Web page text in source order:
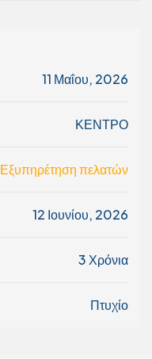
11 Μαΐου, 2026
ΚΕΝΤΡΟ
Εξυπηρέτηση πελατών
12 Ιουνίου, 2026
3 Χρόνια
Πτυχίο